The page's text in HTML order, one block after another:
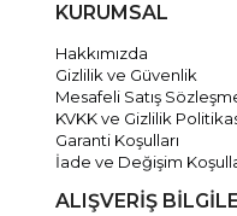
KURUMSAL
Hakkımızda
Gizlilik ve Güvenlik
Mesafeli Satış
KVKK ve Gizlilik
Garanti Koşulları
İade ve Değişim
ALIŞVERİŞ